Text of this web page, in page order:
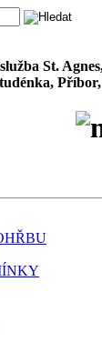
St.